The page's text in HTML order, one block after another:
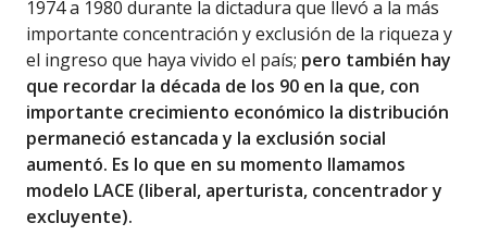
1974 a 1980 durante la dictadura que llevó a la más
importante concentración y exclusión de la riqueza y
el ingreso que haya vivido el país; pero también hay
que recordar la década de los 90 en la que, con
importante crecimiento económico la distribución
permaneció estancada y la exclusión social
aumentó. Es lo que en su momento llamamos
modelo LACE (liberal, aperturista, concentrador y
excluyente).